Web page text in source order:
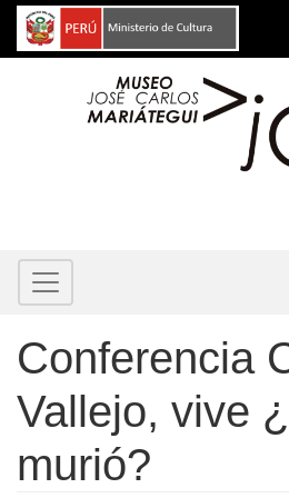
Pasar
Conferencia
Vallejo, vive
murió?